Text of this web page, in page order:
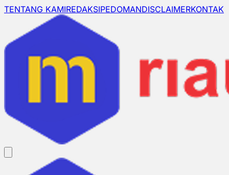
TENTANG KAMIREDAKSIPEDOMANDISCLAIMERKONTAK